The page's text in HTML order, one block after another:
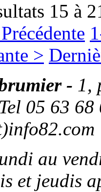
15 à
>
- 1,
05 63
au
et jeudis